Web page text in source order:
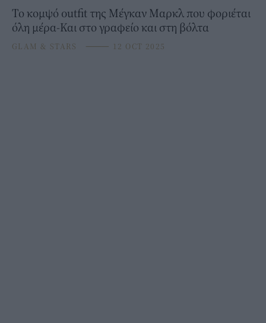
Το κομψό outfit της Μέγκαν Μαρκλ που φοριέται
όλη μέρα-Και στο γραφείο και στη βόλτα
GLAM & STARS ⸻ 12 OCT 2025